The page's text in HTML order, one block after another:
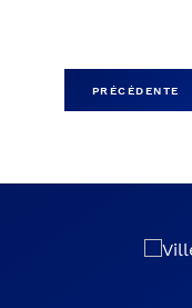
PRÉCÉDENTE